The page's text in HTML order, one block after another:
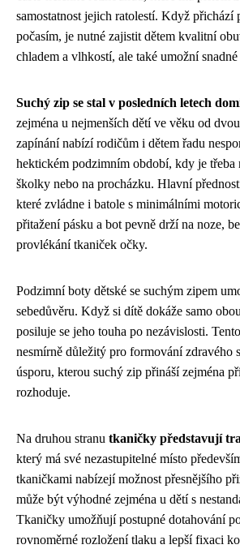
samostatnost jejich ratolestí. Když
počasím, je nutné zajistit dětem kvalitní
chladem a vlhkostí, ale také umožní
Suchý zip se stal v posledních letech
zejména u nejmenších dětí ve věku od
zapínání nabízí rodičům i dětem řadu
hektickém podzimním období, kdy je
školky nebo na procházku. Hlavní
které zvládne i batole s minimálními
přitažení pásku a bot pevně drží na noze,
provlékání tkaniček očky.
Podzimní boty dětské se suchým zipem
sebedůvěru. Když si dítě dokáže samo
posiluje se jeho touha po nezávislosti.
nesmírně důležitý pro formování zdravého
úsporu, kterou suchý zip přináší zejména
rozhoduje.
Na druhou stranu tkaničky představují
který má své nezastupitelné místo
tkaničkami nabízejí možnost přesnějšího
může být výhodné zejména u dětí s
Tkaničky umožňují postupné dotahování
rovnoměrné rozložení tlaku a lepší fixaci